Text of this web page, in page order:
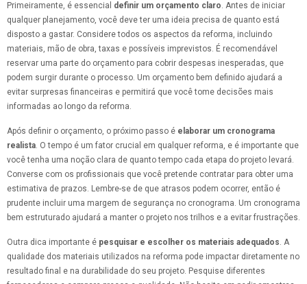
Primeiramente, é essencial definir um orçamento claro. Antes de iniciar
qualquer planejamento, você deve ter uma ideia precisa de quanto está
disposto a gastar. Considere todos os aspectos da reforma, incluindo
materiais, mão de obra, taxas e possíveis imprevistos. É recomendável
reservar uma parte do orçamento para cobrir despesas inesperadas, que
podem surgir durante o processo. Um orçamento bem definido ajudará a
evitar surpresas financeiras e permitirá que você tome decisões mais
informadas ao longo da reforma.
Após definir o orçamento, o próximo passo é elaborar um cronograma
realista. O tempo é um fator crucial em qualquer reforma, e é importante que
você tenha uma noção clara de quanto tempo cada etapa do projeto levará.
Converse com os profissionais que você pretende contratar para obter uma
estimativa de prazos. Lembre-se de que atrasos podem ocorrer, então é
prudente incluir uma margem de segurança no cronograma. Um cronograma
bem estruturado ajudará a manter o projeto nos trilhos e a evitar frustrações.
Outra dica importante é pesquisar e escolher os materiais adequados. A
qualidade dos materiais utilizados na reforma pode impactar diretamente no
resultado final e na durabilidade do seu projeto. Pesquise diferentes